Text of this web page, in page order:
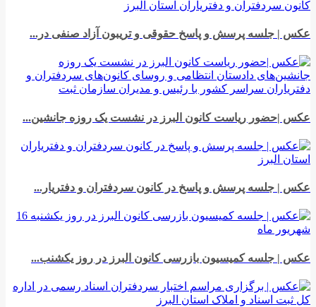
عکس | جلسه پرسش و پاسخ حقوقی و تریبون آزاد صنفی در...
عکس |حضور رياست کانون البرز در نشست یک روزه جانشین...
عکس | جلسه پرسش و پاسخ در کانون سردفتران و دفتریار...
عکس | جلسه کمیسیون بازرسی کانون البرز در روز یکشنب...